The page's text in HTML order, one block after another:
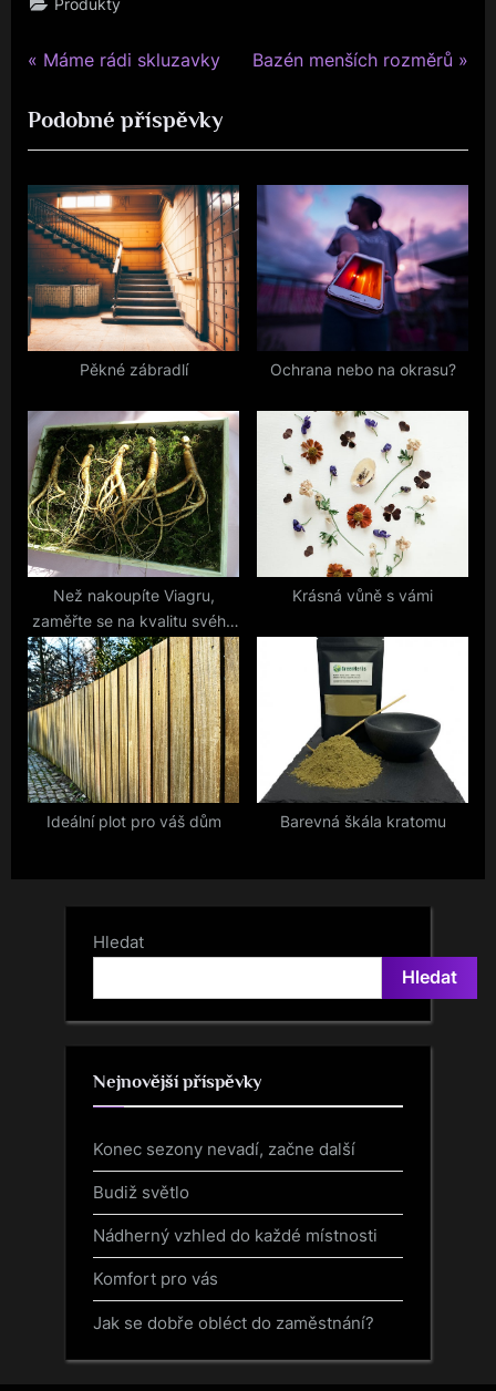
Produkty
Navigace
pro
příspěvek
P
e
v
i
o
u
s
P
o
:
Máme rádi skluzavky
N
t
P
o
t
Bazén menších rozměrů
Podobné příspěvky
Pěkné zábradlí Ochrana nebo na okrasu?
Než nakoupíte Viagru,
zaměřte se na kvalitu svého
vlastního života
Krásná vůně s vámi
Ideální plot pro váš dům Barevná škála kratomu
Hledat
Hledat
Nejnovější příspěvky
Konec sezony nevadí, začne další
Budiž světlo
Nádherný vzhled do každé místnosti
Komfort pro vás
Jak se dobře obléct do zaměstnání?